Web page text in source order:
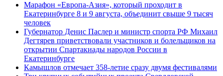
Марафон «Европа-Азия», который проходит в
Екатеринбурге 8 и 9 августа, объединит свыше 9 тысяч
человек
Губернатор Денис Паслер и министр спорта РФ Михаил
Дегтярев приветствовали участников и болельщиков на
открытии Спартакиады народов России в
Екатеринбурге
Камышлов отмечает 358-летие сразу двумя фестивалями